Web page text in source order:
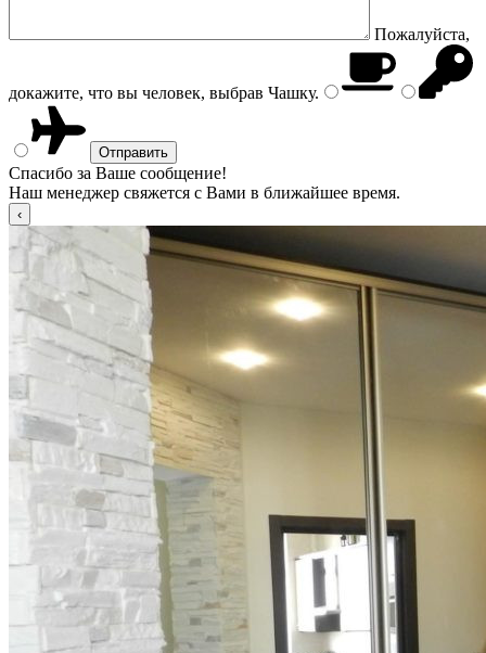
Пожалуйста,
докажите, что вы человек, выбрав Чашку.
Спасибо за Ваше сообщение!
Наш менеджер свяжется с Вами в ближайшее время.